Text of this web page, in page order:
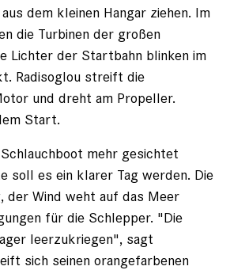
dem kleinen Hangar ziehen. Im
die Turbinen der großen
Lichter der Startbahn blinken im
Radisoglou streift die
und dreht am Propeller.
Start.
mehr gesichtet
soll es ein klarer Tag werden. Die
der Wind weht auf das Meer
für die Schlepper. "Die
leerzukriegen", sagt
sich seinen orangefarbenen